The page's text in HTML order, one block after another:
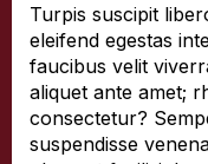
Turpis suscipit
eleifend egestas
faucibus velit
aliquet ante amet;
consectetur?
suspendisse